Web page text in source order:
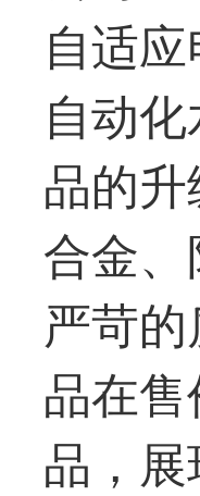
自适
自动
品的
合金
严苛
品在
品，